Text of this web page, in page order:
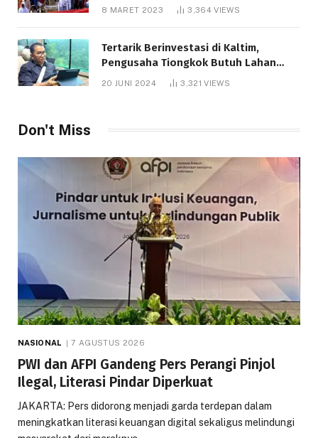
8 MARET 2023 3,364VIEWS
Tertarik Berinvestasi di Kaltim,
Pengusaha Tiongkok Butuh Lahan
20 JUNI 2024 3,321VIEWS
Don't Miss
NASIONAL 7 AGUSTUS 2026
PWI dan AFPI Gandeng Pers Perangi Pinjol
Ilegal, Literasi Pindar Diperkuat
JAKARTA: Pers didorong menjadi garda terdepan dalam
meningkatkan literasi keuangan digital sekaligus melindungi